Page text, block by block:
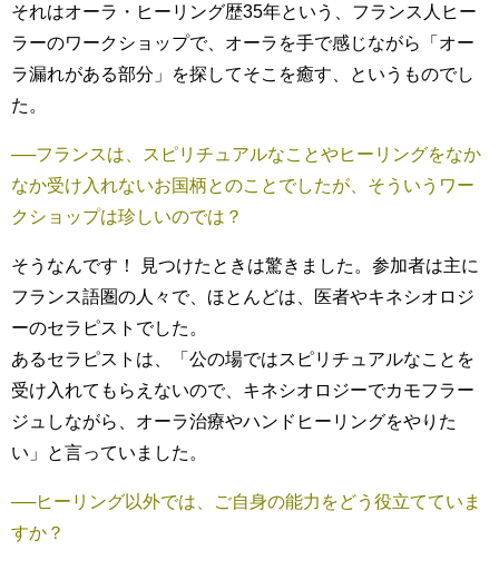
それはオーラ・ヒーリング歴35年という、フランス人ヒー
ラーのワークショップで、オーラを手で感じながら「オー
ラ漏れがある部分」を探してそこを癒す、というものでし
た。
──フランスは、スピリチュアルなことやヒーリングをなか
なか受け入れないお国柄とのことでしたが、そういうワー
クショップは珍しいのでは？
そうなんです！ 見つけたときは驚きました。参加者は主に
フランス語圏の人々で、ほとんどは、医者やキネシオロジ
ーのセラピストでした。
あるセラピストは、「公の場ではスピリチュアルなことを
受け入れてもらえないので、キネシオロジーでカモフラー
ジュしながら、オーラ治療やハンドヒーリングをやりた
い」と言っていました。
──ヒーリング以外では、ご自身の能力をどう役立てていま
すか？